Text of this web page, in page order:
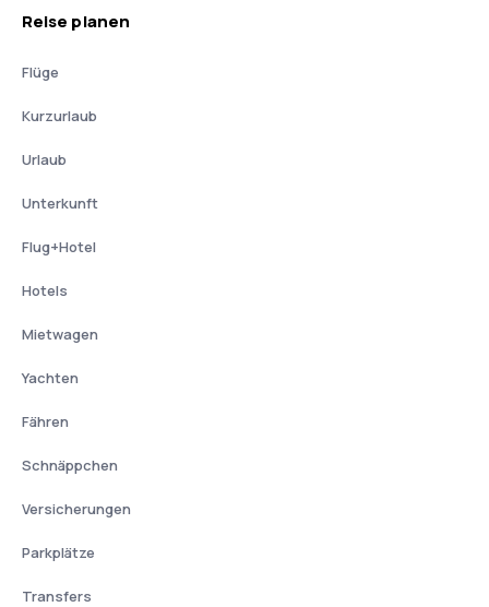
Reise planen
Flüge
Kurzurlaub
Urlaub
Unterkunft
Flug+Hotel
Hotels
Mietwagen
Yachten
Fähren
Schnäppchen
Versicherungen
Parkplätze
Transfers